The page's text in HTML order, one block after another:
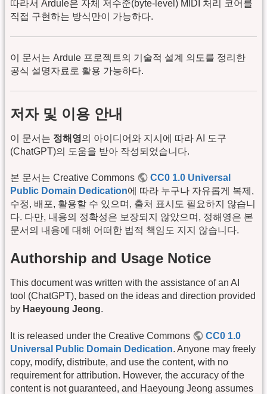
따라서 Ardule은 자체 저수준(byte-level) MIDI 처리 코어를
직접 구현하는 방식만이 가능하다.
이 문서는 Ardule 프로젝트의 기술적 설계 의도를 정리한
공식 설명자료로 활용 가능하다.
저자 및 이용 안내
이 문서는 정해영의 아이디어와 지시에 따라 AI 도구
(ChatGPT)의 도움을 받아 작성되었습니다.
본 문서는 Creative Commons
CC0 1.0 Universal
Public Domain Dedication에 따라 누구나 자유롭게 복제,
수정, 배포, 활용할 수 있으며, 출처 표시도 필요하지 않습니
다. 다만, 내용의 정확성은 보장되지 않았으며, 정해영은 본
문서의 내용에 대해 어떠한 법적 책임도 지지 않습니다.
Authorship and Usage Notice
This document was written with the assistance of an AI
tool (ChatGPT), based on the ideas and direction provided
by Haeyoung Jeong.
It is released under the Creative Commons
CC0 1.0
Universal Public Domain Dedication. Anyone may freely
copy, modify, distribute, and use the content, with no
requirement for attribution. However, the accuracy of the
content is not guaranteed, and Haeyoung Jeong assumes